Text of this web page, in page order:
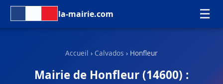
la-mairie.com ☰
Accueil › Calvados › Honfleur
Mairie de Honfleur (14600) :